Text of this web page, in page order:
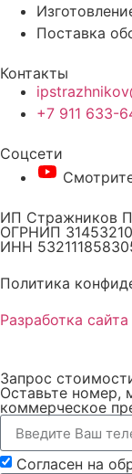
Поставка
Контакты
+7 911 633-
Соцсети
ИП Стражников
ОГРНИП
ИНН
Политика
Разработка
Запрос
Оставьте номер,
коммерческое
Согласен на